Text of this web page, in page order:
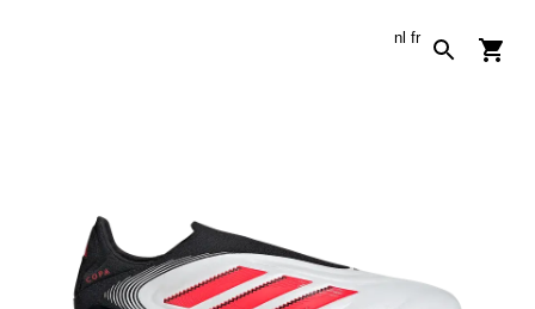
nl fr